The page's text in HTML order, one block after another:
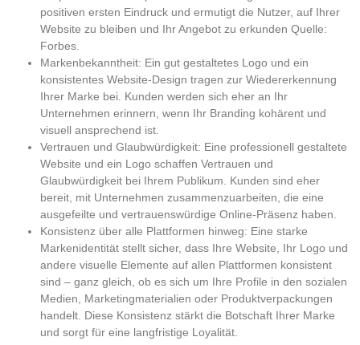
positiven ersten Eindruck und ermutigt die Nutzer, auf Ihrer
Website zu bleiben und Ihr Angebot zu erkunden Quelle:
Forbes.
Markenbekanntheit: Ein gut gestaltetes Logo und ein
konsistentes Website-Design tragen zur Wiedererkennung
Ihrer Marke bei. Kunden werden sich eher an Ihr
Unternehmen erinnern, wenn Ihr Branding kohärent und
visuell ansprechend ist.
Vertrauen und Glaubwürdigkeit: Eine professionell gestaltete
Website und ein Logo schaffen Vertrauen und
Glaubwürdigkeit bei Ihrem Publikum. Kunden sind eher
bereit, mit Unternehmen zusammenzuarbeiten, die eine
ausgefeilte und vertrauenswürdige Online-Präsenz haben.
Konsistenz über alle Plattformen hinweg: Eine starke
Markenidentität stellt sicher, dass Ihre Website, Ihr Logo und
andere visuelle Elemente auf allen Plattformen konsistent
sind – ganz gleich, ob es sich um Ihre Profile in den sozialen
Medien, Marketingmaterialien oder Produktverpackungen
handelt. Diese Konsistenz stärkt die Botschaft Ihrer Marke
und sorgt für eine langfristige Loyalität.